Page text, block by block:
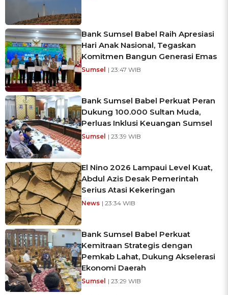
Bank Sumsel Babel Raih Apresiasi
Hari Anak Nasional, Tegaskan
Komitmen Bangun Generasi Emas
Sumsel | 23:47 WIB
Bank Sumsel Babel Perkuat Peran
Dukung 100.000 Sultan Muda,
Perluas Inklusi Keuangan Sumsel
Sumsel | 23:39 WIB
El Nino 2026 Lampaui Level Kuat,
Abdul Azis Desak Pemerintah
Serius Atasi Kekeringan
News | 23:34 WIB
Bank Sumsel Babel Perkuat
Kemitraan Strategis dengan
Pemkab Lahat, Dukung Akselerasi
Ekonomi Daerah
Sumsel | 23:29 WIB